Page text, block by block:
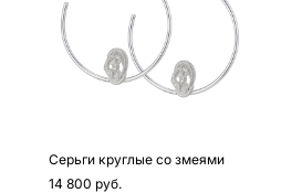
Серьги круглые со змеями
14 800 pуб.